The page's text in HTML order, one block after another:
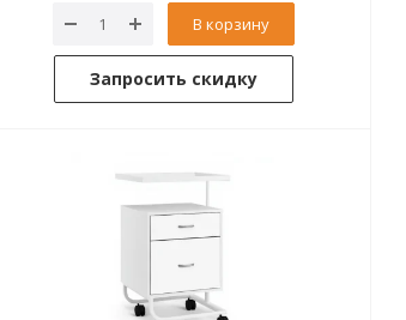
В корзину
Запросить скидку